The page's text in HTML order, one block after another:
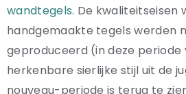
wandtegels. De kwaliteitseisen
handgemaakte tegels werden
geproduceerd (in deze periode
herkenbare sierlijke stijl uit de
nouveau-periode is terug te